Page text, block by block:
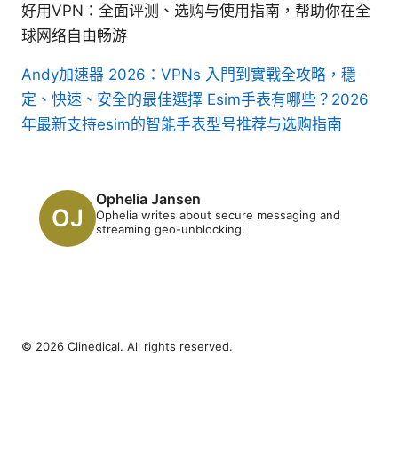
好用VPN：全面评测、选购与使用指南，帮助你在全
球网络自由畅游
Andy加速器 2026：VPNs 入門到實戰全攻略，穩
定、快速、安全的最佳選擇 Esim手表有哪些？2026
年最新支持esim的智能手表型号推荐与选购指南
Ophelia Jansen
Ophelia writes about secure messaging and
streaming geo-unblocking.
© 2026 Clinedical. All rights reserved.